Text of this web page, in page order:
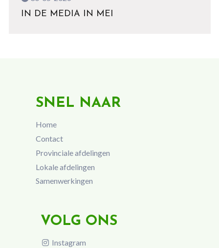
IN DE MEDIA IN MEI
SNEL NAAR
Home
Contact
Provinciale afdelingen
Lokale afdelingen
Samenwerkingen
VOLG ONS
Instagram